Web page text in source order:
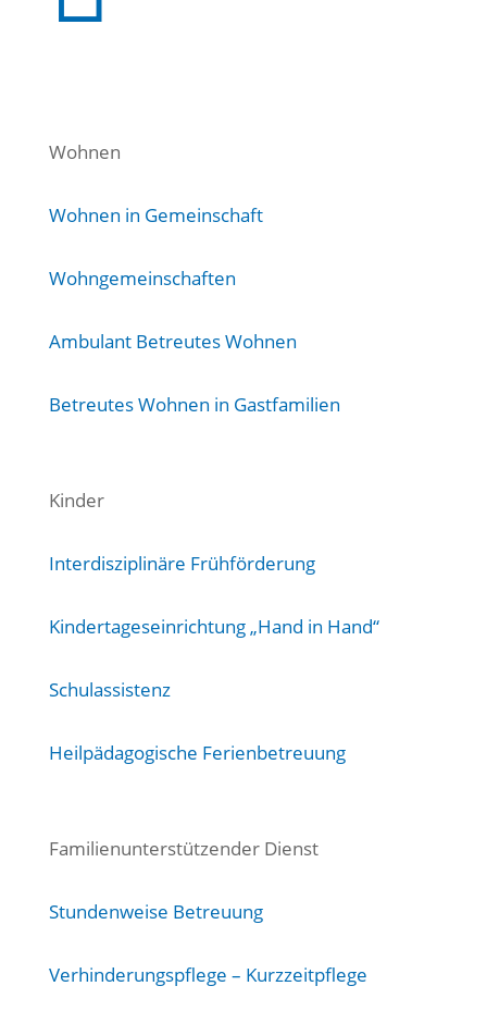
Wohnen
Wohnen in Gemeinschaft
Wohngemeinschaften
Ambulant Betreutes Wohnen
Betreutes Wohnen in Gastfamilien
Kinder
Interdisziplinäre Frühförderung
Kindertageseinrichtung „Hand in Hand“
Schulassistenz
Heilpädagogische Ferienbetreuung
Familienunterstützender Dienst
Stundenweise Betreuung
Verhinderungspflege – Kurzzeitpflege